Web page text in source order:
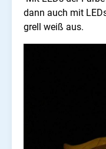
dann auch mit
grell weiß aus.